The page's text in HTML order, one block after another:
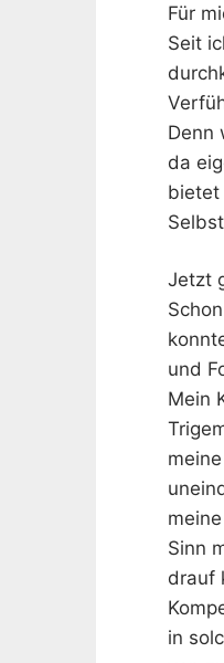
Für
Seit
Denn
da
bietet
Jetzt
und
Mein
Sinn
drauf
in